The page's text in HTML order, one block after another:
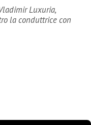
Luxuria,
la conduttrice con